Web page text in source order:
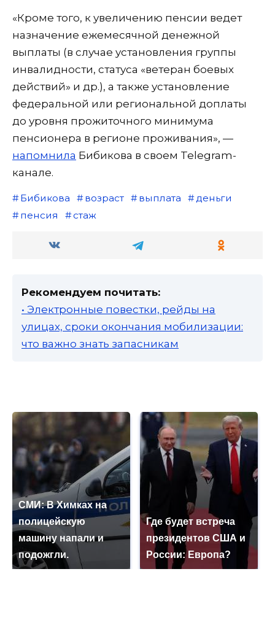
«Кроме того, к увеличению пенсии ведет
назначение ежемесячной денежной
выплаты (в случае установления группы
инвалидности, статуса «ветеран боевых
действий» и др.), а также установление
федеральной или региональной доплаты
до уровня прожиточного минимума
пенсионера в регионе проживания», —
напомнила Бибикова в своем Telegram-
канале.
Бибикова возраст выплата
деньги
пенсия
стаж
Рекомендуем почитать:
• Электронные повестки, рейды на
улицах, сроки окончания мобилизации:
что важно знать запасникам
СМИ: В Химках на
полицейскую
машину напали и
подожгли.
Где будет встреча
президентов США и
России: Европа?